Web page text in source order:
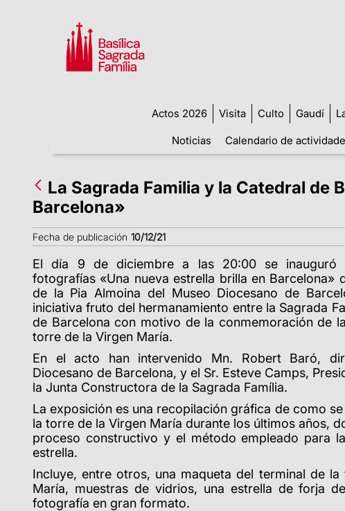
Actos 2026 Visita Culto Gaudí
Noticias
Calendario de
La Sagrada Familia y la Catedral de
Barcelona»
Fecha de publicación 10/12/21
El día 9 de diciembre a las 20:00 se inauguró
fotografías «Una nueva estrella brilla en Barcelona»
de la Pia Almoina del Museo Diocesano de
iniciativa fruto del hermanamiento entre la Sagrada
de Barcelona con motivo de la conmemoración de
torre de la Virgen María.
En el acto han intervenido Mn. Robert Baró,
Diocesano de Barcelona, y el Sr. Esteve Camps,
la Junta Constructora de la Sagrada Família.
La exposición es una recopilación gráfica de como
la torre de la Virgen María durante los últimos años,
proceso constructivo y el método empleado para
estrella.
Incluye, entre otros, una maqueta del terminal de
María, muestras de vidrios, una estrella de forja
fotografía en gran formato.